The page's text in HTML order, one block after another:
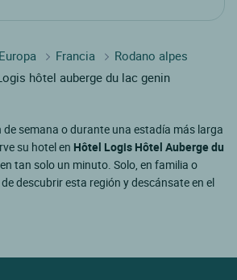
Europa Francia
Rodano alpes
hôtel auberge du lac genin
de semana o durante una estadía más larga
su hotel en Hôtel Logis Hôtel Auberge du
en tan solo un minuto. Solo, en familia o
descubrir esta región y descánsate en el